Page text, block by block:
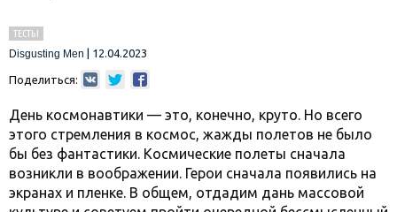
ТЕСТЫ
Disgusting Men
12.04.2023
Поделиться:
День космонавтики — это, конечно, круто. Но всего
этого стремления в космос, жажды полетов не было
бы без фантастики. Космические полеты сначала
возникли в воображении. Герои сначала появились на
экранах и пленке. В общем, отдадим дань массовой